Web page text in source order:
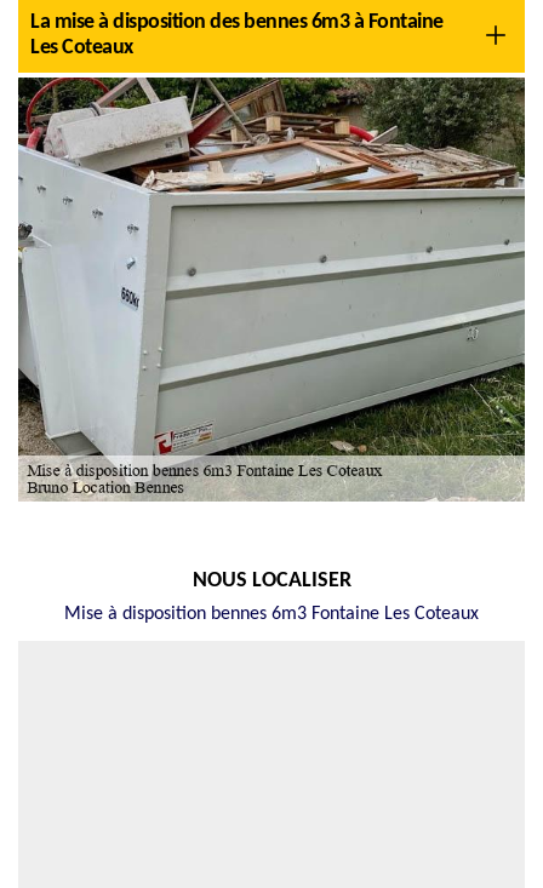
La mise à disposition des bennes 6m3 à Fontaine
Les Coteaux
NOUS LOCALISER
Mise à disposition bennes 6m3 Fontaine Les Coteaux